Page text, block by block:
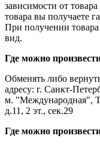
зависимости от
товара вы получаете
При получении
вид.
Где можно
Обменять либо
адресу: г. Санкт-
м. "Международная",
д.11, 2 эт., сек.29
Где можно